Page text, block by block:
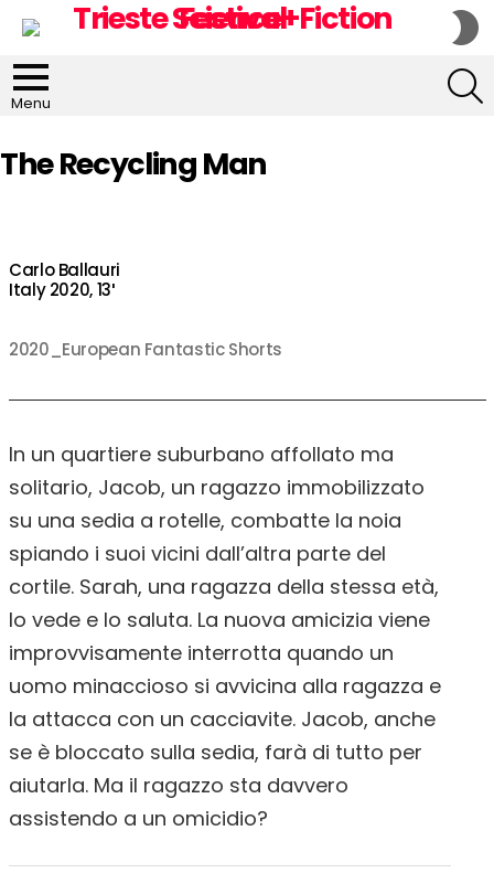
Menu
The Recycling Man
Carlo Ballauri
Italy 2020, 13′
2020_European Fantastic Shorts
In un quartiere suburbano affollato ma
solitario, Jacob, un ragazzo immobilizzato
su una sedia a rotelle, combatte la noia
spiando i suoi vicini dall’altra parte del
cortile. Sarah, una ragazza della stessa età,
lo vede e lo saluta. La nuova amicizia viene
improvvisamente interrotta quando un
uomo minaccioso si avvicina alla ragazza e
la attacca con un cacciavite. Jacob, anche
se è bloccato sulla sedia, farà di tutto per
aiutarla. Ma il ragazzo sta davvero
assistendo a un omicidio?